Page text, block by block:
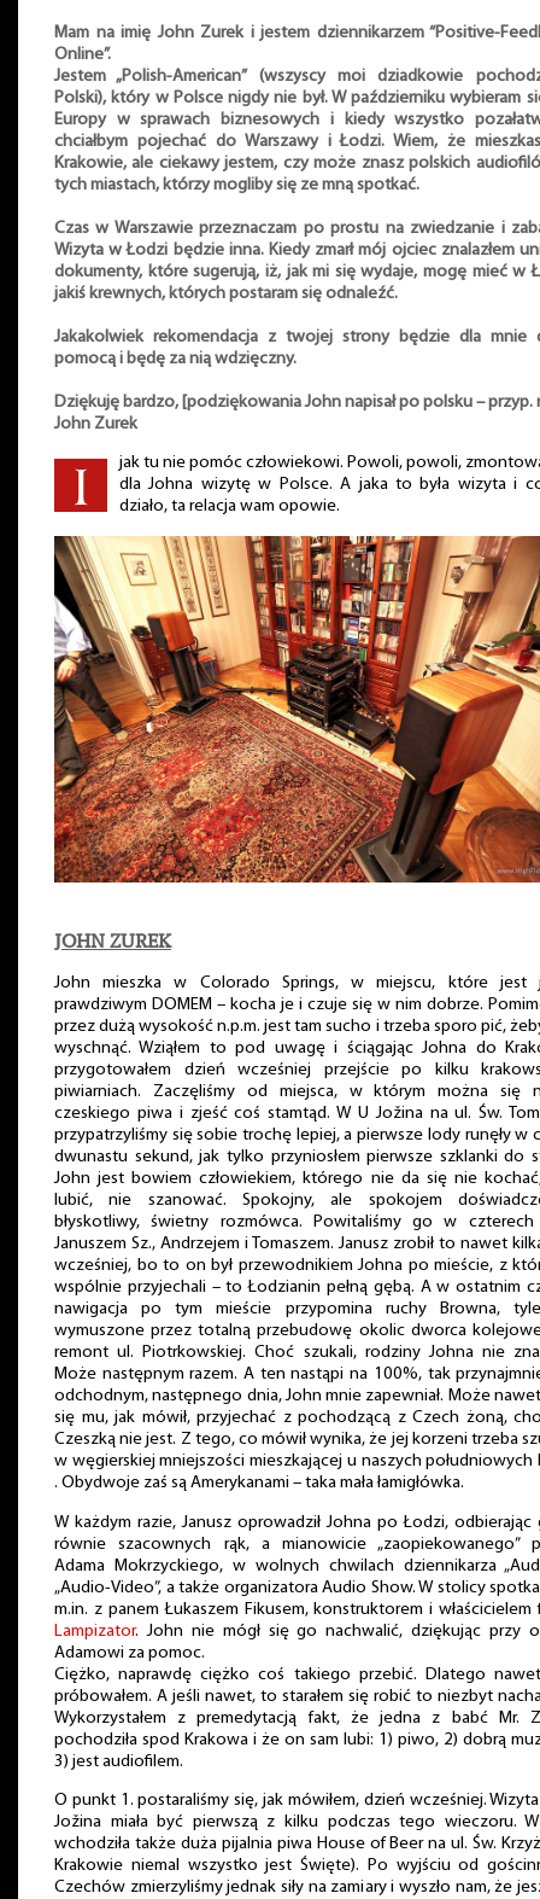
Mam na imię John Zurek i jestem dziennikarzem “Positive-
Online”.
Jestem „Polish-American” (wszyscy moi dziadkowie
Polski), który w Polsce nigdy nie był. W październiku wybieram
Europy w sprawach biznesowych i kiedy wszystko
chciałbym pojechać do Warszawy i Łodzi. Wiem, że
Krakowie, ale ciekawy jestem, czy może znasz polskich
tych miastach, którzy mogliby się ze mną spotkać.
Czas w Warszawie przeznaczam po prostu na zwiedzanie i
Wizyta w Łodzi będzie inna. Kiedy zmarł mój ojciec znalazłem
dokumenty, które sugerują, iż, jak mi się wydaje, mogę mieć w
jakiś krewnych, których postaram się odnaleźć.
Jakakolwiek rekomendacja z twojej strony będzie dla mnie
pomocą i będę za nią wdzięczny.
Dziękuję bardzo, [podziękowania John napisał po polsku – przyp.
John Zurek
jak tu nie pomóc człowiekowi. Powoli, powoli,
dla Johna wizytę w Polsce. A jaka to była wizyta i
działo, ta relacja wam opowie.
JOHN ZUREK
John mieszka w Colorado Springs, w miejscu, które jest
prawdziwym DOMEM – kocha je i czuje się w nim dobrze.
przez dużą wysokość n.p.m. jest tam sucho i trzeba sporo pić,
wyschnąć. Wziąłem to pod uwagę i ściągając Johna do
przygotowałem dzień wcześniej przejście po kilku
piwiarniach. Zaczęliśmy od miejsca, w którym można się
czeskiego piwa i zjeść coś stamtąd. W U Jožina na ul. Św.
przypatrzyliśmy się sobie trochę lepiej, a pierwsze lody runęły w
dwunastu sekund, jak tylko przyniosłem pierwsze szklanki do
John jest bowiem człowiekiem, którego nie da się nie
lubić, nie szanować. Spokojny, ale spokojem
błyskotliwy, świetny rozmówca. Powitaliśmy go w
Januszem Sz., Andrzejem i Tomaszem. Janusz zrobił to nawet
wcześniej, bo to on był przewodnikiem Johna po mieście, z
wspólnie przyjechali – to Łodzianin pełną gębą. A w ostatnim
nawigacja po tym mieście przypomina ruchy Browna,
wymuszone przez totalną przebudowę okolic dworca
remont ul. Piotrkowskiej. Choć szukali, rodziny Johna nie
Może następnym razem. A ten nastąpi na 100%, tak
odchodnym, następnego dnia, John mnie zapewniał. Może
się mu, jak mówił, przyjechać z pochodzącą z Czech żoną,
Czeszką nie jest. Z tego, co mówił wynika, że jej korzeni trzeba
w węgierskiej mniejszości mieszkającej u naszych południowych
. Obydwoje zaś są Amerykanami – taka mała łamigłówka.
W każdym razie, Janusz oprowadził Johna po Łodzi, odbierając
równie szacownych rąk, a mianowicie „zaopiekowanego”
Adama Mokrzyckiego, w wolnych chwilach dziennikarza
„Audio-Video”, a także organizatora Audio Show. W stolicy
m.in. z panem Łukaszem Fikusem, konstruktorem i właścicielem
Lampizator. John nie mógł się go nachwalić, dziękując przy
Adamowi za pomoc.
Ciężko, naprawdę ciężko coś takiego przebić. Dlatego
próbowałem. A jeśli nawet, to starałem się robić to niezbyt
Wykorzystałem z premedytacją fakt, że jedna z babć Mr.
pochodziła spod Krakowa i że on sam lubi: 1) piwo, 2) dobrą
3) jest audiofilem.
O punkt 1. postaraliśmy się, jak mówiłem, dzień wcześniej.
Jožina miała być pierwszą z kilku podczas tego wieczoru.
wchodziła także duża pijalnia piwa House of Beer na ul. Św.
Krakowie niemal wszystko jest Święte). Po wyjściu od
Czechów zmierzyliśmy jednak siły na zamiary i wyszło nam, że